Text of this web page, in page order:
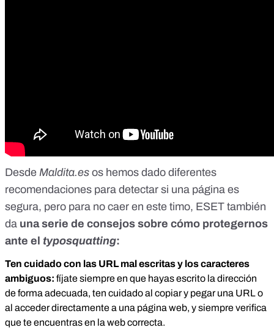
Desde Maldita.es os hemos dado diferentes
recomendaciones para detectar si una página es
segura, pero para no caer en este timo, ESET también
da una serie de consejos sobre cómo protegernos
ante el typosquatting:
Ten cuidado con las URL mal escritas y los caracteres
ambiguos: fíjate siempre en que hayas escrito la dirección
de forma adecuada, ten cuidado al copiar y pegar una URL o
al acceder directamente a una página web, y siempre verifica
que te encuentras en la web correcta.